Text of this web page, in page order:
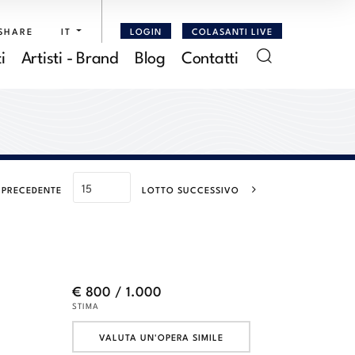
IT LOGIN COLASANTI LIVE
Artisti - Brand Blog Contatti
LOTTO SUCCESSIVO
€ 800 / 1.000
STIMA
VALUTA UN'OPERA SIMILE